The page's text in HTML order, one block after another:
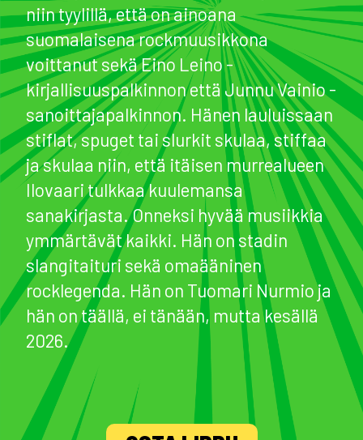
niin tyylillä, että on ainoana
suomalaisena rockmuusikkona
voittanut sekä Eino Leino -
kirjallisuuspalkinnon että Junnu Vainio -
sanoittajapalkinnon. Hänen lauluissaan
stiflat, spuget tai slurkit skulaa, stiffaa
ja skulaa niin, että itäisen murrealueen
Ilovaari tulkkaa kuulemansa
sanakirjasta. Onneksi hyvää musiikkia
ymmärtävät kaikki. Hän on stadin
slangitaituri sekä omaääninen
rocklegenda. Hän on Tuomari Nurmio ja
hän on täällä, ei tänään, mutta kesällä
2026.